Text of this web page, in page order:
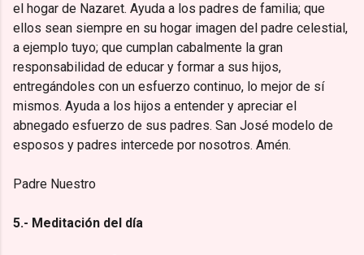
el hogar de Nazaret. Ayuda a los padres de familia; que
ellos sean siempre en su hogar imagen del padre celestial,
a ejemplo tuyo; que cumplan cabalmente la gran
responsabilidad de educar y formar a sus hijos,
entregándoles con un esfuerzo continuo, lo mejor de sí
mismos. Ayuda a los hijos a entender y apreciar el
abnegado esfuerzo de sus padres. San José modelo de
esposos y padres intercede por nosotros. Amén.
Padre Nuestro
5.- Meditación del día